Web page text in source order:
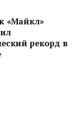
«Майкл»
рекорд в